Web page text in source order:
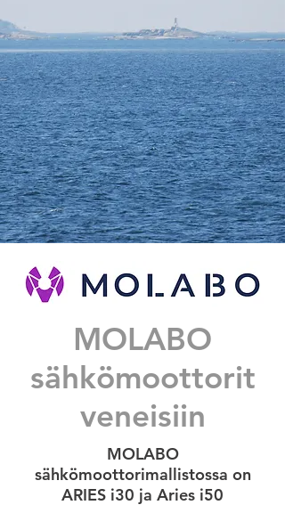
MOLABO
sähkömoottorit
veneisiin
MOLABO
sähkömoottorimallistossa on
ARIES i30 ja Aries i50